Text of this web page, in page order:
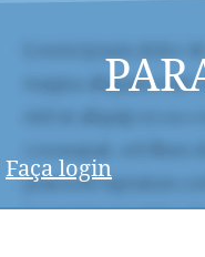
Faça login